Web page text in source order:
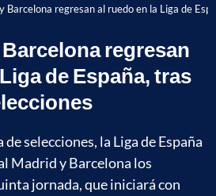
Barcelona regresan al ruedo en la Liga de
regresan
de España, tras
selecciones, la Liga de España
Madrid y Barcelona los
jornada, que iniciará con